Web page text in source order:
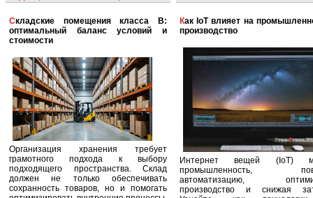
Складские помещения класса B:
оптимальный баланс условий и
стоимости
Организация хранения требует
грамотного подхода к выбору
подходящего пространства. Склад
должен не только обеспечивать
сохранность товаров, но и помогать
Как IoT влияет на промышленность и
производство
Интернет вещей (IoT)
промышленность,
автоматизацию,
производство и снижая